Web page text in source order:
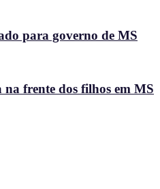
para governo de MS
frente dos filhos em MS